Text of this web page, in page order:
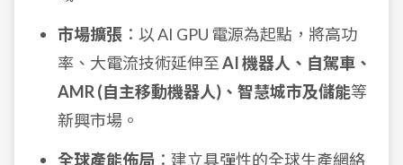
市場擴張 ：以 AI GPU 電源為起點，將高功
率、大電流技術延伸至 AI 機器人、自駕車、
AMR (自主移動機器人)、智慧城市及儲能等
新興市場。
全球產能佈局 ：建立具彈性的全球生產網絡